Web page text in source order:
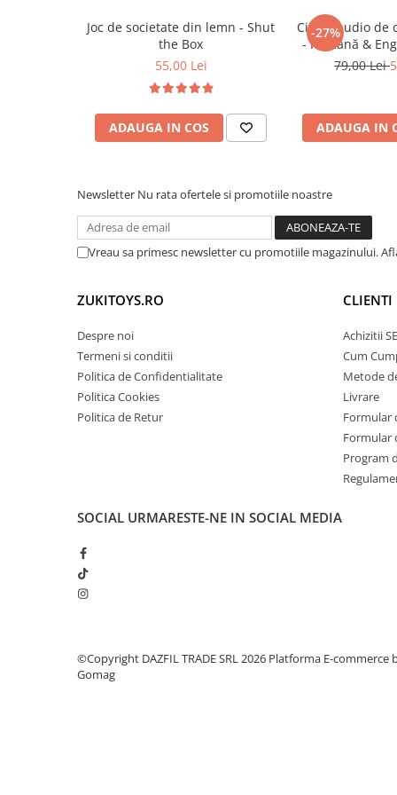
Invatare prin Joaca
Jucarii pentru Dezvoltare
• Creează experiențe interactive variate
• Face parte din categoria de jucarii
• Bebeluși de la 3 luni+
• Cadouri utile pentru nou-născuți
Joc de societate din lemn - Shut
the Box
55,00 Lei
ADAUGA IN COS
-27%
Cititor audio de
- Română &
(224 carduri /
79,00 Lei
ADAUGA IN
Newsletter Nu rata ofertele si promotiile noastre
Vreau sa primesc newsletter cu promotiile magazinului.
ZUKITOYS.RO
Despre noi
Termeni si conditii
Politica de Confidentialitate
Politica Cookies
Politica de Retur
CLIENTI
Achizitii
Cum
Metode
Livrare
Formular
Formular
Program
SOCIAL URMARESTE-NE IN SOCIAL MEDIA
©Copyright DAZFIL TRADE SRL 2026 Platforma E-commerce
Gomag